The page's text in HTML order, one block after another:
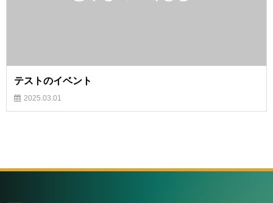
テストのイベント
2025.03.01